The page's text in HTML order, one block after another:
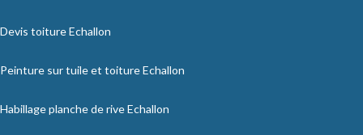
Devis toiture Echallon
Peinture sur tuile et toiture Echallon
Habillage planche de rive Echallon